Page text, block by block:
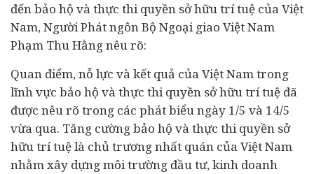
đến bảo hộ và thực thi quyền sở hữu trí tuệ của Việt
Nam, Người Phát ngôn Bộ Ngoại giao Việt Nam
Phạm Thu Hằng nêu rõ:
Quan điểm, nỗ lực và kết quả của Việt Nam trong
lĩnh vực bảo hộ và thực thi quyền sở hữu trí tuệ đã
được nêu rõ trong các phát biểu ngày 1/5 và 14/5
vừa qua. Tăng cường bảo hộ và thực thi quyền sở
hữu trí tuệ là chủ trương nhất quán của Việt Nam
nhằm xây dựng môi trường đầu tư, kinh doanh